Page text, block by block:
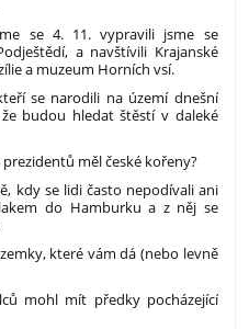
se 4. 11. vypravili jsme se
a navštívili Krajanské
a muzeum Horních vsí.
se narodili na území dnešní
budou hledat štěstí v daleké
měl české kořeny?
kdy se lidi často nepodívali ani
do Hamburku a z něj se
které vám dá (nebo levně
mohl mít předky pocházející